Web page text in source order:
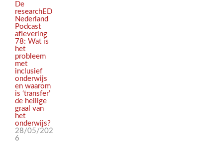
De
researchED
Nederland
Podcast
aflevering
78: Wat is
het
probleem
met
inclusief
onderwijs
en waarom
is ‘transfer’
de heilige
graal van
het
onderwijs?
28/05/202
6